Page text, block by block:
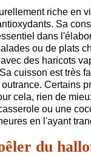
riche en
Sa
dans
ou de plats
des haricots
cuisson est très
Certains
cela, rien de
ou une
en l'ayant
du